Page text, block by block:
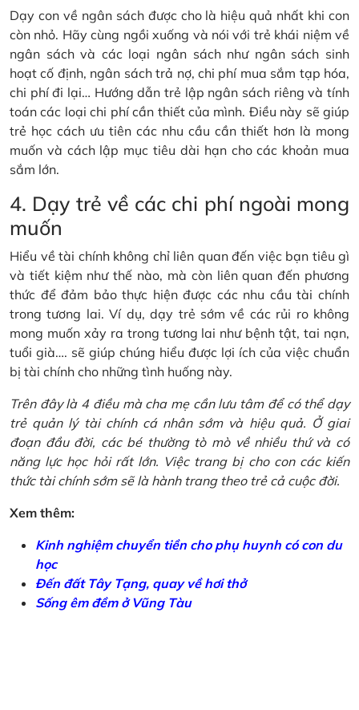
Dạy con về ngân sách được cho là hiệu quả nhất khi con
còn nhỏ. Hãy cùng ngồi xuống và nói với trẻ khái niệm về
ngân sách và các loại ngân sách như ngân sách sinh
hoạt cố định, ngân sách trả nợ, chi phí mua sắm tạp hóa,
chi phí đi lại… Hướng dẫn trẻ lập ngân sách riêng và tính
toán các loại chi phí cần thiết của mình. Điều này sẽ giúp
trẻ học cách ưu tiên các nhu cầu cần thiết hơn là mong
muốn và cách lập mục tiêu dài hạn cho các khoản mua
sắm lớn.
4. Dạy trẻ về các chi phí ngoài mong
muốn
Hiểu về tài chính không chỉ liên quan đến việc bạn tiêu gì
và tiết kiệm như thế nào, mà còn liên quan đến phương
thức để đảm bảo thực hiện được các nhu cầu tài chính
trong tương lai. Ví dụ, dạy trẻ sớm về các rủi ro không
mong muốn xảy ra trong tương lai như bệnh tật, tai nạn,
tuổi già…. sẽ giúp chúng hiểu được lợi ích của việc chuẩn
bị tài chính cho những tình huống này.
Trên đây là 4 điều mà cha mẹ cần lưu tâm để có thể dạy
trẻ quản lý tài chính cá nhân sớm và hiệu quả. Ở giai
đoạn đầu đời, các bé thường tò mò về nhiều thứ và có
năng lực học hỏi rất lớn. Việc trang bị cho con các kiến
thức tài chính sớm sẽ là hành trang theo trẻ cả cuộc đời.
Xem thêm:
Kinh nghiệm chuyển tiền cho phụ huynh có con du
học
Đến đất Tây Tạng, quay về hơi thở
Sống êm đềm ở Vũng Tàu